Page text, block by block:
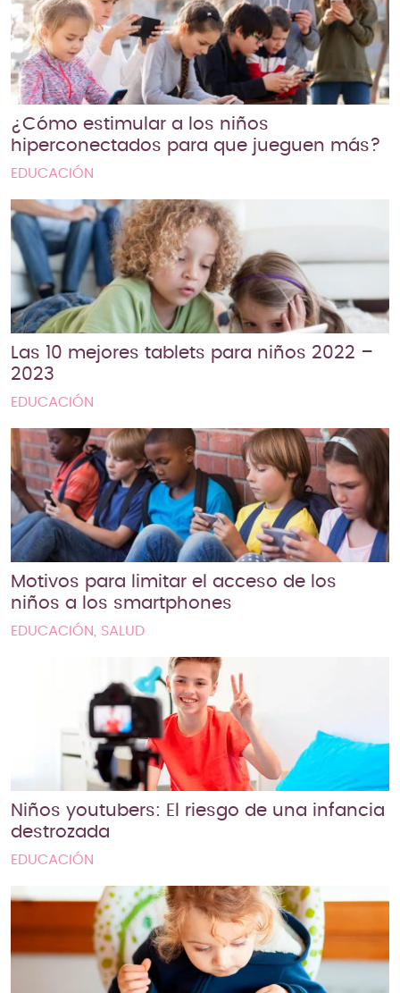
¿Cómo estimular a los niños
hiperconectados para que jueguen más?
EDUCACIÓN
Las 10 mejores tablets para niños 2022 –
2023
EDUCACIÓN
Motivos para limitar el acceso de los
niños a los smartphones
EDUCACIÓN, SALUD
Niños youtubers: El riesgo de una infancia
destrozada
EDUCACIÓN